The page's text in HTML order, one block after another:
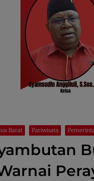
Barat Pariwisata